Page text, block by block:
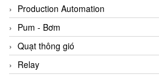
BirdX Vietnam
BK Vibro
Black Box
BlackBox Vietnam
Production Automation
Pum - Bơm
Quạt thông gió
Relay